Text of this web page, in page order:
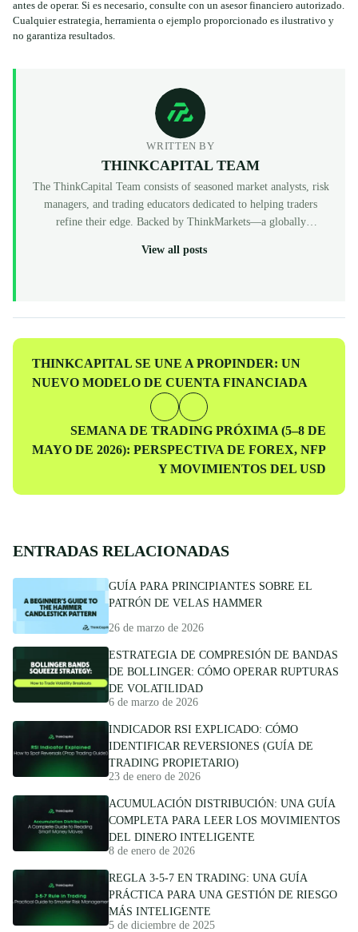
antes de operar. Si es necesario, consulte con un asesor financiero autorizado.
Cualquier estrategia, herramienta o ejemplo proporcionado es ilustrativo y
no garantiza resultados.
WRITTEN BY
THINKCAPITAL TEAM
The ThinkCapital Team consists of seasoned market analysts, risk
managers, and trading educators dedicated to helping traders
refine their edge. Backed by ThinkMarkets—a globally
ThinkCapital provides the institutional-grade infrastructure and
View all posts
Entrada
anterior
THINKCAPITAL SE UNE A PROPINDER: UN
NUEVO MODELO DE CUENTA FINANCIADA
Entrada
siguiente
SEMANA DE TRADING PRÓXIMA (5–8 DE
MAYO DE 2026): PERSPECTIVA DE FOREX, NFP
Y MOVIMIENTOS DEL USD
ENTRADAS RELACIONADAS
GUÍA PARA PRINCIPIANTES SOBRE EL
PATRÓN DE VELAS HAMMER
26 de marzo de 2026
ESTRATEGIA DE COMPRESIÓN DE BANDAS
DE BOLLINGER: CÓMO OPERAR RUPTURAS
DE VOLATILIDAD
6 de marzo de 2026
INDICADOR RSI EXPLICADO: CÓMO
IDENTIFICAR REVERSIONES (GUÍA DE
TRADING PROPIETARIO)
23 de enero de 2026
ACUMULACIÓN DISTRIBUCIÓN: UNA GUÍA
COMPLETA PARA LEER LOS MOVIMIENTOS
DEL DINERO INTELIGENTE
8 de enero de 2026
REGLA 3-5-7 EN TRADING: UNA GUÍA
PRÁCTICA PARA UNA GESTIÓN DE RIESGO
MÁS INTELIGENTE
5 de diciembre de 2025